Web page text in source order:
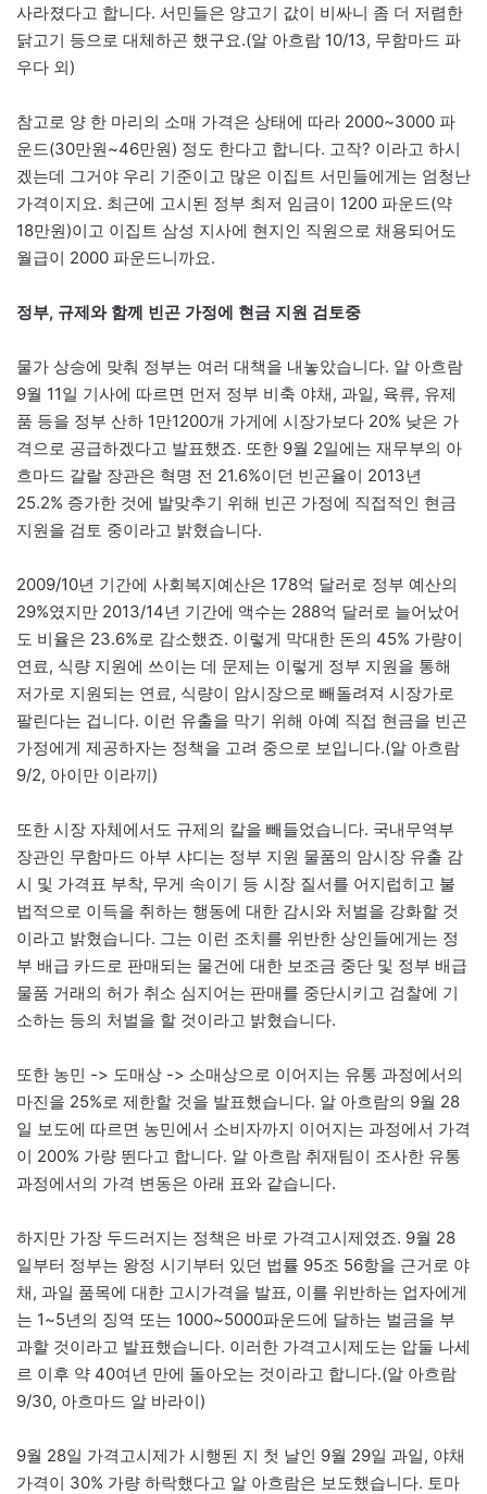
사라졌다고 합니다. 서민들은 양고기 값이 비싸니 좀 더 저렴한
닭고기 등으로 대체하곤 했구요.(알 아흐람 10/13, 무함마드 파
우다 외)
참고로 양 한 마리의 소매 가격은 상태에 따라 2000~3000 파
운드(30만원~46만원) 정도 한다고 합니다. 고작? 이라고 하시
겠는데 그거야 우리 기준이고 많은 이집트 서민들에게는 엄청난
가격이지요. 최근에 고시된 정부 최저 임금이 1200 파운드(약
18만원)이고 이집트 삼성 지사에 현지인 직원으로 채용되어도
월급이 2000 파운드니까요.
정부, 규제와 함께 빈곤 가정에 현금 지원 검토중
물가 상승에 맞춰 정부는 여러 대책을 내놓았습니다. 알 아흐람
9월 11일 기사에 따르면 먼저 정부 비축 야채, 과일, 육류, 유제
품 등을 정부 산하 1만1200개 가게에 시장가보다 20% 낮은 가
격으로 공급하겠다고 발표했죠. 또한 9월 2일에는 재무부의 아
흐마드 갈랄 장관은 혁명 전 21.6%이던 빈곤율이 2013년
25.2% 증가한 것에 발맞추기 위해 빈곤 가정에 직접적인 현금
지원을 검토 중이라고 밝혔습니다.
2009/10년 기간에 사회복지예산은 178억 달러로 정부 예산의
29%였지만 2013/14년 기간에 액수는 288억 달러로 늘어났어
도 비율은 23.6%로 감소했죠. 이렇게 막대한 돈의 45% 가량이
연료, 식량 지원에 쓰이는 데 문제는 이렇게 정부 지원을 통해
저가로 지원되는 연료, 식량이 암시장으로 빼돌려져 시장가로
팔린다는 겁니다. 이런 유출을 막기 위해 아예 직접 현금을 빈곤
가정에게 제공하자는 정책을 고려 중으로 보입니다.(알 아흐람
9/2, 아이만 이라끼)
또한 시장 자체에서도 규제의 칼을 빼들었습니다. 국내무역부
장관인 무함마드 아부 샤디는 정부 지원 물품의 암시장 유출 감
시 및 가격표 부착, 무게 속이기 등 시장 질서를 어지럽히고 불
법적으로 이득을 취하는 행동에 대한 감시와 처벌을 강화할 것
이라고 밝혔습니다. 그는 이런 조치를 위반한 상인들에게는 정
부 배급 카드로 판매되는 물건에 대한 보조금 중단 및 정부 배급
물품 거래의 허가 취소 심지어는 판매를 중단시키고 검찰에 기
소하는 등의 처벌을 할 것이라고 밝혔습니다.
또한 농민 -> 도매상 -> 소매상으로 이어지는 유통 과정에서의
마진을 25%로 제한할 것을 발표했습니다. 알 아흐람의 9월 28
일 보도에 따르면 농민에서 소비자까지 이어지는 과정에서 가격
이 200% 가량 뛴다고 합니다. 알 아흐람 취재팀이 조사한 유통
과정에서의 가격 변동은 아래 표와 같습니다.
하지만 가장 두드러지는 정책은 바로 가격고시제였죠. 9월 28
일부터 정부는 왕정 시기부터 있던 법률 95조 56항을 근거로 야
채, 과일 품목에 대한 고시가격을 발표, 이를 위반하는 업자에게
는 1~5년의 징역 또는 1000~5000파운드에 달하는 벌금을 부
과할 것이라고 발표했습니다. 이러한 가격고시제도는 압둘 나세
르 이후 약 40여년 만에 돌아오는 것이라고 합니다.(알 아흐람
9/30, 아흐마드 알 바라이)
9월 28일 가격고시제가 시행된 지 첫 날인 9월 29일 과일, 야채
가격이 30% 가량 하락했다고 알 아흐람은 보도했습니다. 토마